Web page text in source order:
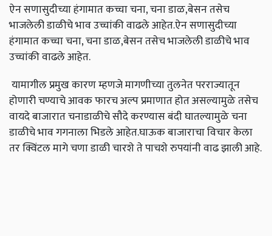
ऐन सणासुदीच्या हंगामात कच्चा चना, चना डाळ,बेसन तसेच
भाजलेली डाळीचे भाव उच्चांकी वाढले आहेत.ऐन सणासुदीच्या
हंगामात कच्चा चना, चना डाळ,बेसन तसेच भाजलेली डाळीचे भाव
उच्चांकी वाढले आहेत.
यामागील प्रमुख कारण म्हणजे मागणीच्या तुलनेत परराज्यातून
होणारी चण्याचे आवक फारच अल्प प्रमाणात होत असल्यामुळे तसेच
वायदे बाजारात चनाडाळीचे सौदे करण्यास बंदी घातल्यामुळे चना
डाळीचे भाव गगनाला भिडले आहेत.घाऊक बाजाराचा विचार केला
तर क्विंटल मागे चणा डाळी चारशे ते पाचशे रुपयांनी वाढ झाली आहे.